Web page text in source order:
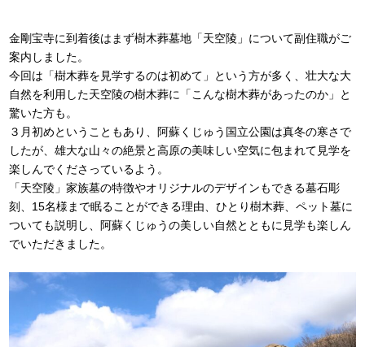
金剛宝寺に到着後はまず樹木葬墓地「天空陵」について副住職がご
案内しました。
今回は「樹木葬を見学するのは初めて」という方が多く、壮大な大
自然を利用した天空陵の樹木葬に「こんな樹木葬があったのか」と
驚いた方も。
３月初めということもあり、阿蘇くじゅう国立公園は真冬の寒さで
したが、雄大な山々の絶景と高原の美味しい空気に包まれて見学を
楽しんでくださっているよう。
「天空陵」家族墓の特徴やオリジナルのデザインもできる墓石彫
刻、15名様まで眠ることができる理由、ひとり樹木葬、ペット墓に
ついても説明し、阿蘇くじゅうの美しい自然とともに見学も楽しん
でいただきました。